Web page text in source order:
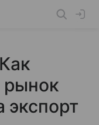
рынок
экспорт